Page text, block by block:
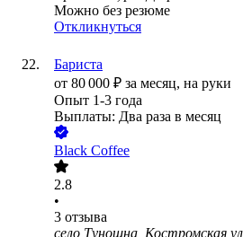
Можно без резюме
Откликнуться
Бариста
от 80 000 ₽ за месяц, на руки
Опыт 1-3 года
Выплаты: Два раза в месяц
Black Coffee
2.8
•
3 отзыва
село Туношна, Костромская